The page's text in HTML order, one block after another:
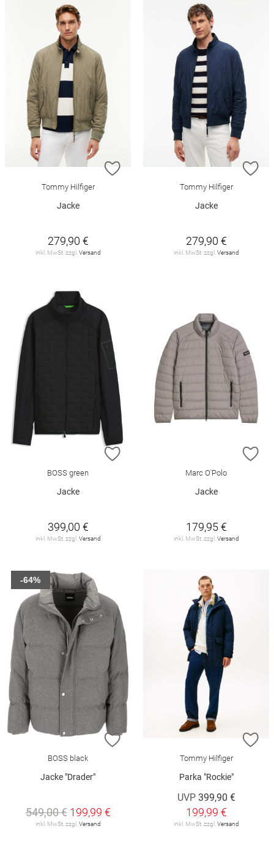
ZUR WUNSCHLISTE HINZUFÜGEN
Tommy Hilfiger
Jacke
279,90 €
inkl. MwSt. zzgl. Versand
Tommy Hilfiger
Jacke
279,90 €
inkl. MwSt. zzgl. Versand
ZUR WUNSCHLISTE HINZUFÜGEN
BOSS green
Jacke
399,00 €
inkl. MwSt. zzgl. Versand
Marc O'Polo
Jacke
179,95 €
inkl. MwSt. zzgl. Versand
ZUR WUNSCHLISTE HINZUFÜGEN
BOSS black
Jacke "Drader"
549,00 € 199,99 €
inkl. MwSt. zzgl. Versand
-64%
Tommy Hilfiger
Parka "Rockie"
UVP 399,90 €
199,99 €
inkl. MwSt. zzgl. Versand